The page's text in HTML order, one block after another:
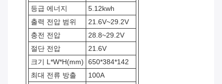
등급 에너지
5.12kwh
출력 전압 범위
21.6V~29.2V
충전 전압
28.8~29.2V
절단 전압
21.6V
크기 L*W*H(mm)
650*384*142
최대 전류 방출
100A